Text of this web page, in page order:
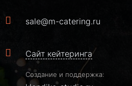
sale@m-catering.ru
Сайт кейтеринга
Создание и поддержка: